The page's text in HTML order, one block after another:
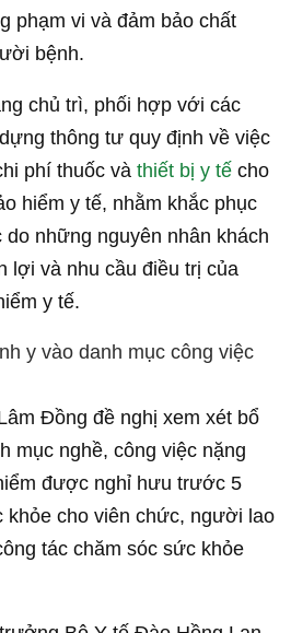
phạm vi và đảm bảo chất
bệnh.
chủ trì, phối hợp với các
thông tư quy định về việc
phí thuốc và thiết bị y tế cho
hiểm y tế, nhằm khắc phục
những nguyên nhân khách
lợi và nhu cầu điều trị của
y tế.
y vào danh mục công việc
Đồng đề nghị xem xét bổ
mục nghề, công việc nặng
được nghỉ hưu trước 5
khỏe cho viên chức, người lao
tác chăm sóc sức khỏe